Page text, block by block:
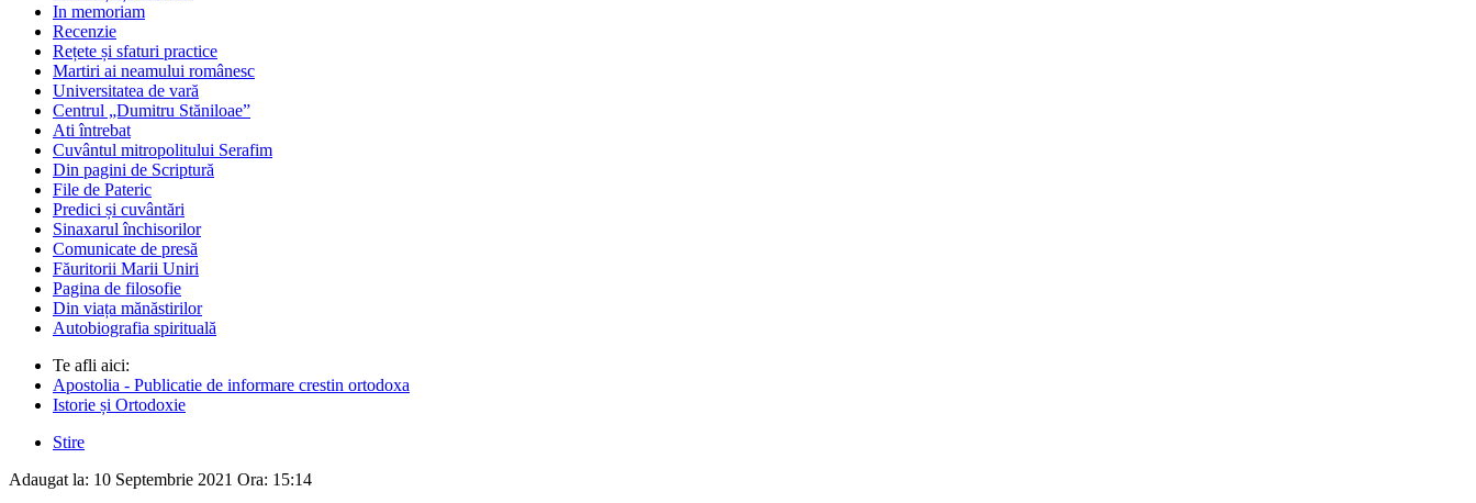
In memoriam
Recenzie
Rețete și sfaturi practice
Martiri ai neamului românesc
Universitatea de vară
Centrul „Dumitru Stăniloae”
Ati întrebat
Cuvântul mitropolitului Serafim
Din pagini de Scriptură
File de Pateric
Predici și cuvântări
Sinaxarul închisorilor
Comunicate de presă
Făuritorii Marii Uniri
Pagina de filosofie
Din viața mănăstirilor
Autobiografia spirituală
Te afli aici:
Apostolia - Publicatie de informare crestin ortodoxa
Istorie și Ortodoxie
Stire
Adaugat la: 10 Septembrie 2021 Ora: 15:14